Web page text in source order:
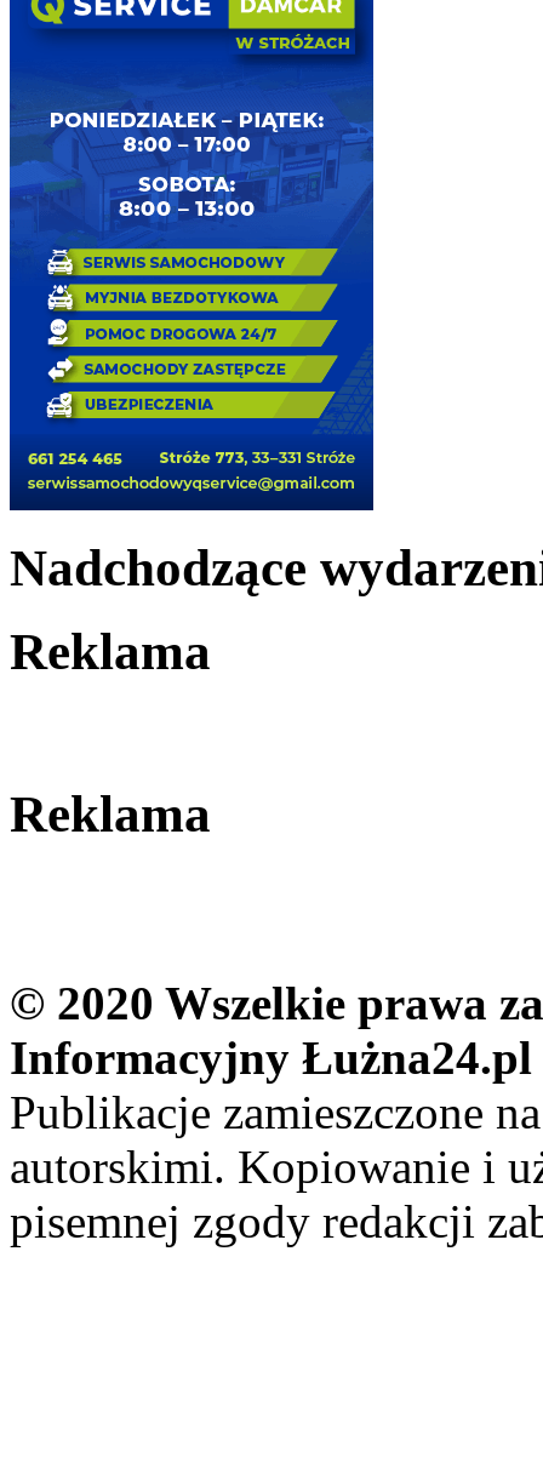
Nadchodzące
Reklama
Reklama
© 2020 Wszelkie prawa
Informacyjny Łużna24.pl
Publikacje zamieszczone
autorskimi. Kopiowanie i
pisemnej zgody redakcji